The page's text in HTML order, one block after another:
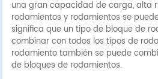
una gran capacidad de carga, alta
rodamientos y rodamientos se
significa que un tipo de bloque de
combinar con todos los tipos de
rodamiento también se puede
de bloques de rodamientos.